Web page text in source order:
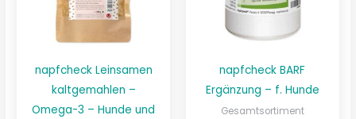
napfcheck Leinsamen
kaltgemahlen –
Omega-3 – Hunde und
napfcheck BARF
Ergänzung – f. Hunde
Gesamtsortiment